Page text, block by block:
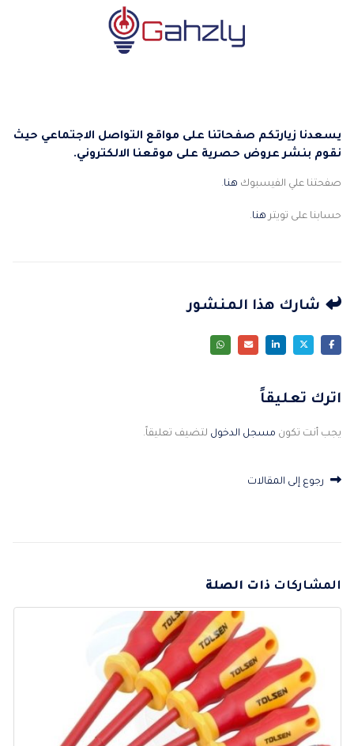
يسعدنا زيارتكم صفحاتنا على مواقع التواصل الاجتماعي حيث
نقوم بنشر عروض حصرية على موقعنا الالكتروني.
صفحتنا علي الفيسبوك هنا.
حسابنا على تويتر هنا.
شارك هذا المنشور
اترك تعليقاً
يجب أنت تكون مسجل الدخول لتضيف تعليقاً.
رجوع إلى المقالات
المشاركات ذات الصلة